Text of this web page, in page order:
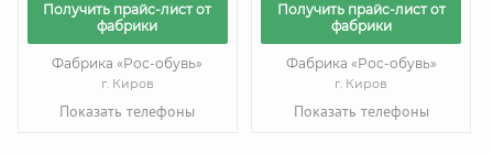
Получить прайс-лист от
фабрики
Фабрика «Рос-обувь»
г. Киров
Показать телефоны
Получить прайс-лист от
фабрики
Фабрика «Рос-обувь»
г. Киров
Показать телефоны